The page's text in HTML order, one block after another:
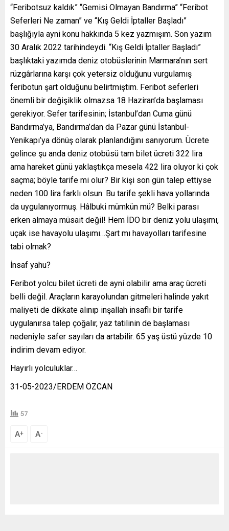
“Feribotsuz kaldık” “Gemisi Olmayan Bandırma” “Feribot
Seferleri Ne zaman” ve “Kış Geldi İptaller Başladı”
başlığıyla ayni konu hakkında 5 kez yazmışım. Son yazım
30 Aralık 2022 tarihindeydi. “Kış Geldi İptaller Başladı”
başlıktaki yazımda deniz otobüslerinin Marmara’nın sert
rüzgârlarına karşı çok yetersiz olduğunu vurgulamış
feribotun şart olduğunu belirtmiştim. Feribot seferleri
önemli bir değişiklik olmazsa 18 Haziran’da başlaması
gerekiyor. Sefer tarifesinin; İstanbul’dan Cuma günü
Bandırma’ya, Bandırma’dan da Pazar günü İstanbul-
Yenikapı’ya dönüş olarak planlandığını sanıyorum. Ücrete
gelince şu anda deniz otobüsü tam bilet ücreti 322 lira
ama hareket günü yaklaştıkça mesela 422 lira oluyor ki çok
saçma; böyle tarife mi olur? Bir kişi son gün talep ettiyse
neden 100 lira farklı olsun. Bu tarife şekli hava yollarında
da uygulanıyormuş. Hâlbuki mümkün mü? Belki parası
erken almaya müsait değil! Hem İDO bir deniz yolu ulaşımı,
uçak ise havayolu ulaşımı…Şart mı havayolları tarifesine
tabi olmak?
İnsaf yahu?
Feribot yolcu bilet ücreti de ayni olabilir ama araç ücreti
belli değil. Araçların karayolundan gitmeleri halinde yakıt
maliyeti de dikkate alınıp inşallah insaflı bir tarife
uygulanırsa talep çoğalır, yaz tatilinin de başlaması
nedeniyle safer sayıları da artabilir. 65 yaş üstü yüzde 10
indirim devam ediyor.
Hayırlı yolculuklar…
31-05-2023/ERDEM ÖZCAN
57
A+ A-